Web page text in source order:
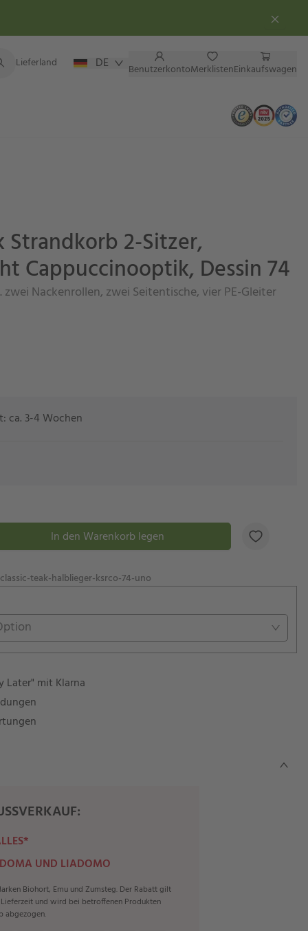
Lieferland DE BenutzerkontoMerklistenEinkaufswagen
Strandkorb 2-Sitzer,
Cappuccinooptik, Dessin 74
Nackenrollen, zwei Seitentische, vier PE-Gleiter
ca. 3-4 Wochen
In den Warenkorb legen
teak-halblieger-ksrco-74-uno
Later" mit Klarna
UND LIADOMO
Biohort, Emu und Zumsteg. Der Rabatt gilt
und wird bei betroffenen Produkten
abgezogen.